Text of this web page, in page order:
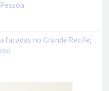
facadas no Grande Recife;